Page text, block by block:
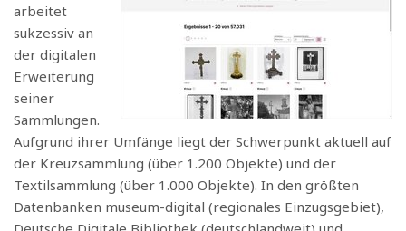
arbeitet
sukzessiv an
der digitalen
Erweiterung
seiner
Sammlungen.
Aufgrund ihrer Umfänge liegt der Schwerpunkt aktuell auf
der Kreuzsammlung (über 1.200 Objekte) und der
Textilsammlung (über 1.000 Objekte). In den größten
Datenbanken museum-digital (regionales Einzugsgebiet),